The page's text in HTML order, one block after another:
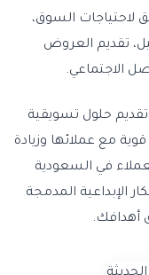
لاحتياجات السوق،
تقديم العروض
الاجتماعي.
تقديم حلول تسويقية
مع عملائها وزيادة
في السعودية
الإبداعية المدمجة
أهدافك.